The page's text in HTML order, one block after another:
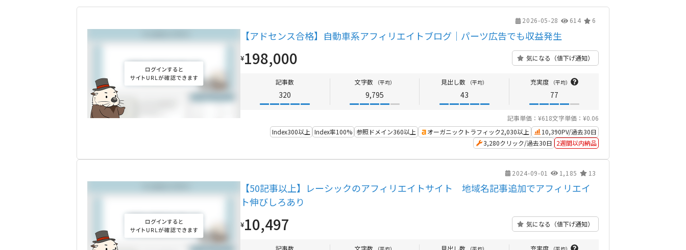
2026-05-28 614 6
【アドセンス合格】自動車系アフィリエイトブログ｜パーツ広告でも収益発生
¥198,000 気になる（値下げ通知）
記事数
320
文字数 （平均）
9,795
見出し数 （平均）
43
充実度 （平均）
77
記事単価：¥618文字単価：¥0.06
Index300以上 Index率100% 参照ドメイン360以上 オーガニックトラフィック2,030以上
10,390PV/過去30日
3,280クリック/過去30日 2週間以内納品
2024-09-01 1,185 13
【50記事以上】レーシックのアフィリエイトサイト 地域名記事追加でアフィリエイ
ト伸びしろあり
¥10,497 気になる（値下げ通知）
記事数 文字数 （平均） 見出し数 （平均） 充実度 （平均）